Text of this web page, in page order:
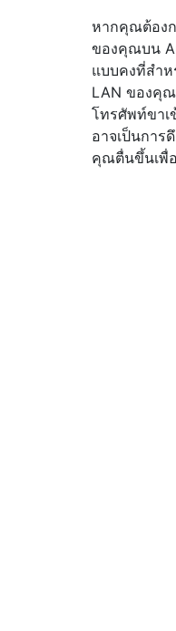
หากคุณต้อง
ของคุณบน
แบบคงที่สำ
LAN ของคุ
โทรศัพท์ขาเ
อาจเป็นการ
คุณตื่นขึ้นเพื่